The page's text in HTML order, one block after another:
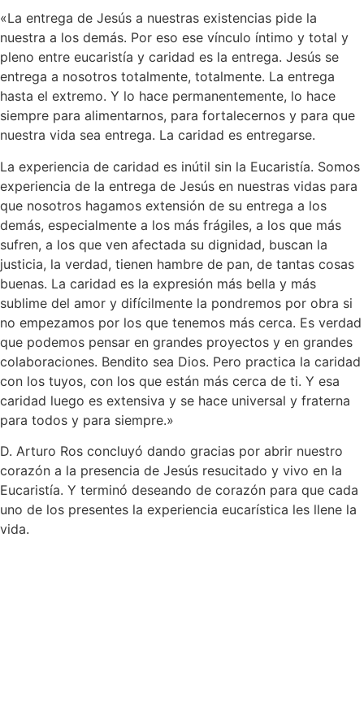
«La entrega de Jesús a nuestras existencias pide la
nuestra a los demás. Por eso ese vínculo íntimo y total y
pleno entre eucaristía y caridad es la entrega. Jesús se
entrega a nosotros totalmente, totalmente. La entrega
hasta el extremo. Y lo hace permanentemente, lo hace
siempre para alimentarnos, para fortalecernos y para que
nuestra vida sea entrega. La caridad es entregarse.
La experiencia de caridad es inútil sin la Eucaristía. Somos
experiencia de la entrega de Jesús en nuestras vidas para
que nosotros hagamos extensión de su entrega a los
demás, especialmente a los más frágiles, a los que más
sufren, a los que ven afectada su dignidad, buscan la
justicia, la verdad, tienen hambre de pan, de tantas cosas
buenas. La caridad es la expresión más bella y más
sublime del amor y difícilmente la pondremos por obra si
no empezamos por los que tenemos más cerca. Es verdad
que podemos pensar en grandes proyectos y en grandes
colaboraciones. Bendito sea Dios. Pero practica la caridad
con los tuyos, con los que están más cerca de ti. Y esa
caridad luego es extensiva y se hace universal y fraterna
para todos y para siempre.»
D. Arturo Ros concluyó dando gracias por abrir nuestro
corazón a la presencia de Jesús resucitado y vivo en la
Eucaristía. Y terminó deseando de corazón para que cada
uno de los presentes la experiencia eucarística les llene la
vida.